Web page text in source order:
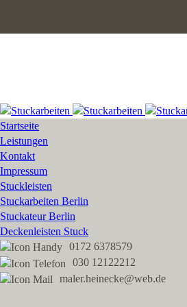
Startseite
Leistungen
Kontakt
Impressum
Stuckleisten
Stuckarbeiten Berlin
Stuckateur Berlin
Deckenleisten Stuck
0172 6378579
030 12122212
maler.heinecke@web.de